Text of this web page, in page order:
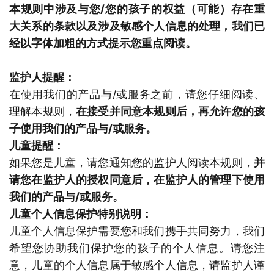
本规则中涉及与您/您的孩子的权益（可能）存在重
大关系的条款以及涉及敏感个人信息的处理，我们已
经以字体加粗的方式提示您重点阅读。
监护人提醒：
在使用我们的产品与/或服务之前，请您仔细阅读、
理解本规则，在接受并同意本规则后，再允许您的孩
子使用我们的产品与/或服务。
儿童提醒：
如果您是儿童，请您通知您的监护人阅读本规则， 并
请您在监护人的授权同意后，在监护人的管理下使用
我们的产品与/或服务。
儿童个人信息保护特别说明：
儿童个人信息保护需要您和我们携手共同努力，我们
希望您协助我们保护您的孩子的个人信息。请您注
意，儿童的个人信息属于敏感个人信息，请监护人谨